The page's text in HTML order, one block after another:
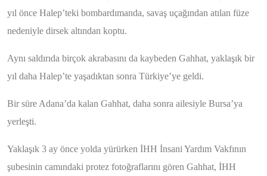
yıl önce Halep’teki bombardımanda, savaş uçağından atılan füze
nedeniyle dirsek altından koptu.
Aynı saldırıda birçok akrabasını da kaybeden Gahhat, yaklaşık bir
yıl daha Halep’te yaşadıktan sonra Türkiye’ye geldi.
Bir süre Adana’da kalan Gahhat, daha sonra ailesiyle Bursa’ya
yerleşti.
Yaklaşık 3 ay önce yolda yürürken İHH İnsani Yardım Vakfının
şubesinin camındaki protez fotoğraflarını gören Gahhat, İHH